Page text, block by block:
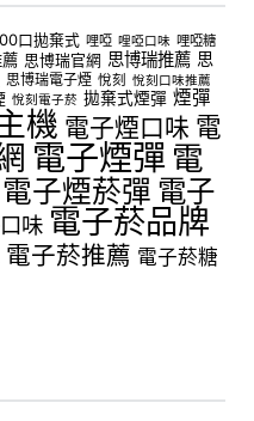
口拋棄式 哩啞 哩啞口味 哩啞糖
思博瑞官網 思博瑞推薦 思
思博瑞電子煙 悅刻 悅刻口味推薦
悅刻電子菸 拋棄式煙彈 煙彈
機 電子煙口味 電
電子煙彈 電
電子煙菸彈 電子
味 電子菸品牌
電子菸推薦 電子菸糖